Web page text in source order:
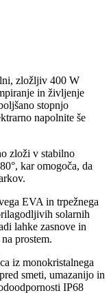
zložljiv 400 W
in življenje
stopnjo
napolnite še
zloži v stabilno
kar omogoča, da
EVA in trpežnega
solarnih
lahke zasnove in
prostem.
iz monokristalnega
smeti, umazanijo in
IP68